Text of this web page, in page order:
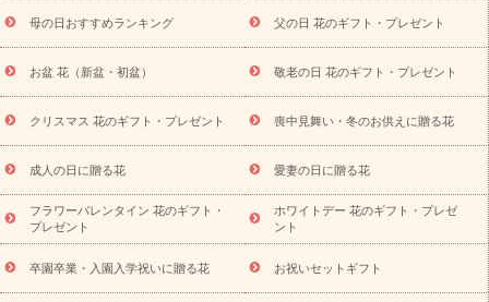
供え・お悔やみ商品一覧
お供え・お悔やみの花
四十九日法要以
お供え プリザーブドフラワー
ペットのお供えフラワー
お盆（新
盆・初盆）
その他 お祝い返し お見舞い
お取り寄せギフト
ビジネス用
ご自宅用 観葉植物 ミディ胡蝶蘭
プリザーブ
ドフラワー
スタイルから探す アレンジメント 花束
スタ
ンド花
お祝い お供え・お悔やみ 胡蝶蘭 胡蝶蘭・花鉢
ディ胡蝶蘭・お祝い
ミディ胡蝶蘭・お供え
世界初の青色胡蝶蘭
観葉植物
観葉植物 産直多肉植物
プリザーブドフラワー
お祝い
お供え・お悔やみ 花とセットギフト
セミオーダー
プチギフト（hanamore -ハナモア-）
花とみどりのeギフト
キューピットのeGfit
カラー ピンク イエローオレンジ
レッ
母の日おすすめランキング 父の日 花のギフト・プレゼント
お盆 花（新盆・初盆） 敬老の日 花のギフト・プレゼント
クリスマス 花のギフト・プレゼント 喪中見舞い・冬のお供えに贈る花
成人の日に贈る花 愛妻の日に贈る花
フラワーバレンタイン 花のギフト・
プレゼント
ホワイトデー 花のギフト・プレゼ
ント
卒園卒業・入園入学祝いに贈る花 お祝いセットギフト